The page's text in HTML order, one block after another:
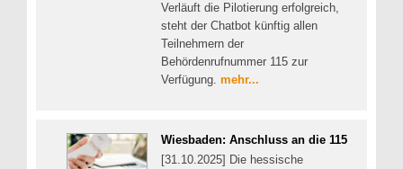
Verläuft die Pilotierung erfolgreich,
steht der Chatbot künftig allen
Teilnehmern der
Behördenrufnummer 115 zur
Verfügung. mehr...
Wiesbaden: Anschluss an die 115
[31.10.2025] Die hessische